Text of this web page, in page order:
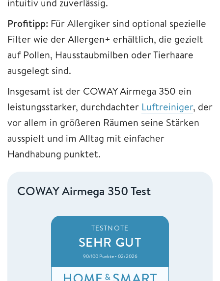
intuitiv und zuverlässig.
Profitipp: Für Allergiker sind optional spezielle
Filter wie der Allergen+ erhältlich, die gezielt
auf Pollen, Hausstaubmilben oder Tierhaare
ausgelegt sind.
Insgesamt ist der COWAY Airmega 350 ein
leistungsstarker, durchdachter Luftreiniger, der
vor allem in größeren Räumen seine Stärken
ausspielt und im Alltag mit einfacher
Handhabung punktet.
COWAY Airmega 350 Test
TESTNOTE
SEHR GUT
90/100 Punkte • 02/2026